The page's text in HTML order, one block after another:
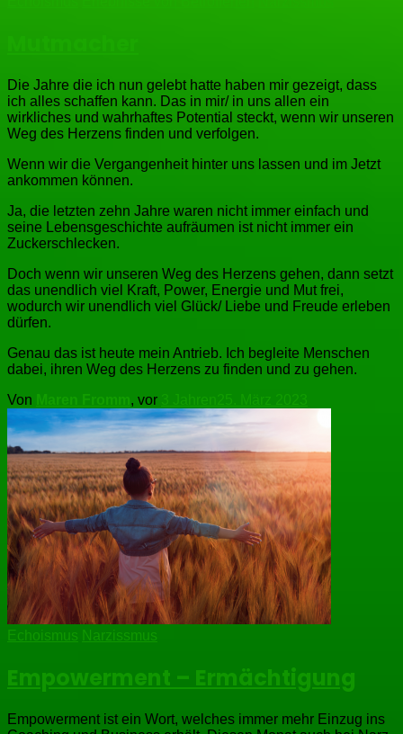
Die Jahre die ich nun gelebt hatte haben mir gezeigt, dass
ich alles schaffen kann. Das in mir/ in uns allen ein
wirkliches und wahrhaftes Potential steckt, wenn wir unseren
Weg des Herzens finden und verfolgen.
Wenn wir die Vergangenheit hinter uns lassen und im Jetzt
ankommen können.
Ja, die letzten zehn Jahre waren nicht immer einfach und
seine Lebensgeschichte aufräumen ist nicht immer ein
Zuckerschlecken.
Doch wenn wir unseren Weg des Herzens gehen, dann setzt
das unendlich viel Kraft, Power, Energie und Mut frei,
wodurch wir unendlich viel Glück/ Liebe und Freude erleben
dürfen.
Genau das ist heute mein Antrieb. Ich begleite Menschen
dabei, ihren Weg des Herzens zu finden und zu gehen.
Von
, vor
Echoismus Narzissmus
Empowerment – Ermächtigung
Empowerment ist ein Wort, welches immer mehr Einzug ins